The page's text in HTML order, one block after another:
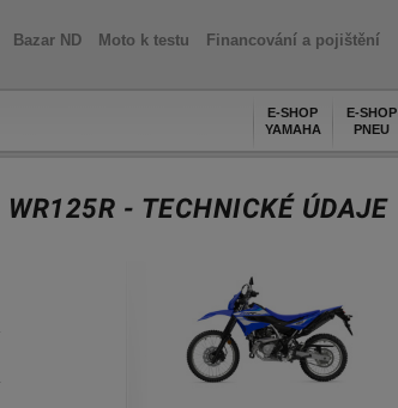
Bazar ND Moto k testu Financování a pojištění
E-SHOP
YAMAHA
E-SHOP
PNEU
WR125R - TECHNICKÉ ÚDAJE